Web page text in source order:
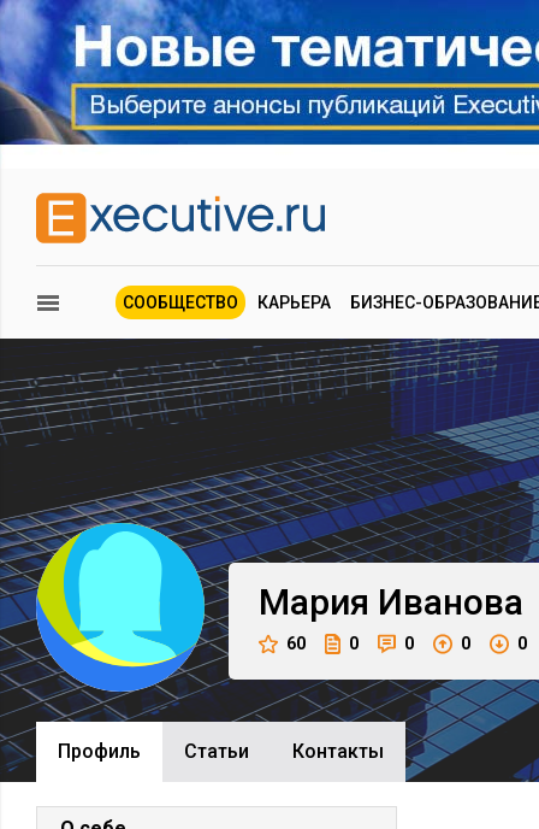
СООБЩЕСТВО КАРЬЕРА БИЗНЕС-
Мария Иванова
60 0 0 0 0
Профиль Cтатьи Контакты